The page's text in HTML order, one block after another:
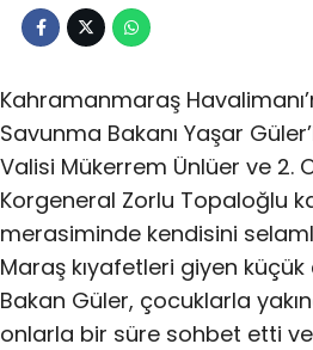
Kahramanmaraş
Savunma Bakanı Yaşar
Valisi Mükerrem Ünlüer ve 2.
Korgeneral Zorlu Topaloğlu
merasiminde kendisini
Maraş kıyafetleri giyen
Bakan Güler, çocuklarla
onlarla bir süre sohbet etti